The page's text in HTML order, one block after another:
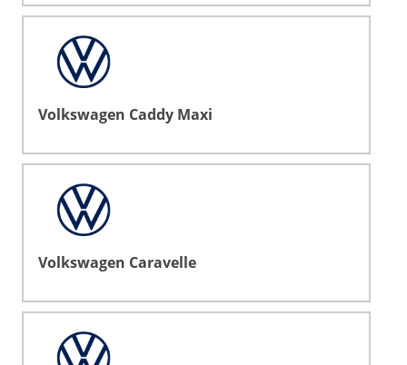
Volkswagen Caddy Maxi
Volkswagen Caravelle